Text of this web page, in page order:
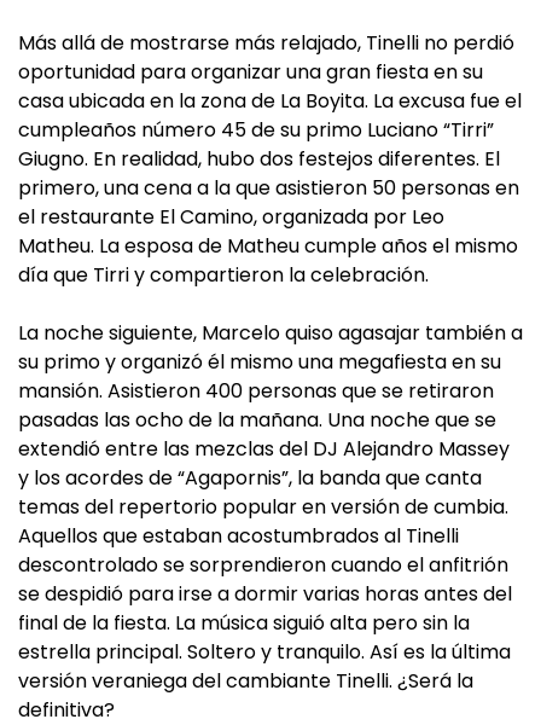
Más allá de mostrarse más relajado, Tinelli no perdió
oportunidad para organizar una gran fiesta en su
casa ubicada en la zona de La Boyita. La excusa fue el
cumpleaños número 45 de su primo Luciano “Tirri”
Giugno. En realidad, hubo dos festejos diferentes. El
primero, una cena a la que asistieron 50 personas en
el restaurante El Camino, organizada por Leo
Matheu. La esposa de Matheu cumple años el mismo
día que Tirri y compartieron la celebración.
La noche siguiente, Marcelo quiso agasajar también a
su primo y organizó él mismo una megafiesta en su
mansión. Asistieron 400 personas que se retiraron
pasadas las ocho de la mañana. Una noche que se
extendió entre las mezclas del DJ Alejandro Massey
y los acordes de “Agapornis”, la banda que canta
temas del repertorio popular en versión de cumbia.
Aquellos que estaban acostumbrados al Tinelli
descontrolado se sorprendieron cuando el anfitrión
se despidió para irse a dormir varias horas antes del
final de la fiesta. La música siguió alta pero sin la
estrella principal. Soltero y tranquilo. Así es la última
versión veraniega del cambiante Tinelli. ¿Será la
definitiva?